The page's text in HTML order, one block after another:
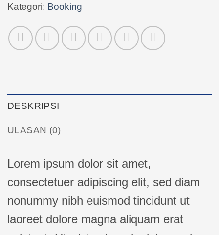
Kategori: Booking
DESKRIPSI
ULASAN (0)
Lorem ipsum dolor sit amet,
consectetuer adipiscing elit, sed diam
nonummy nibh euismod tincidunt ut
laoreet dolore magna aliquam erat